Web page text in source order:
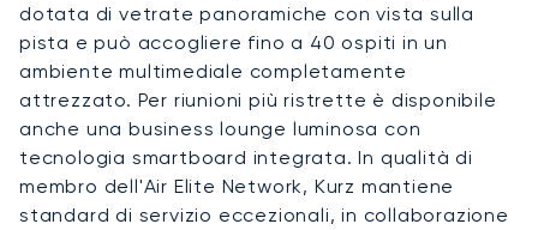
dotata di vetrate panoramiche con vista sulla
pista e può accogliere fino a 40 ospiti in un
ambiente multimediale completamente
attrezzato. Per riunioni più ristrette è disponibile
anche una business lounge luminosa con
tecnologia smartboard integrata. In qualità di
membro dell'Air Elite Network, Kurz mantiene
standard di servizio eccezionali, in collaborazione